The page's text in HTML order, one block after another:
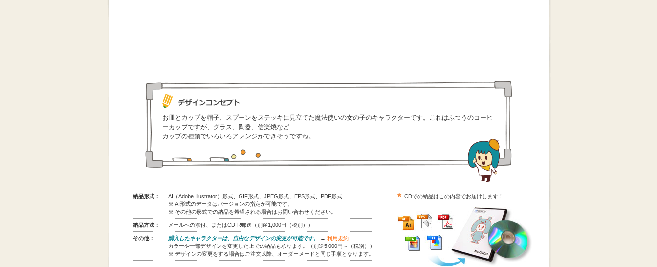
お皿とカップを帽子、スプーンをステッキに見立てた魔法使いの女の子のキャラクターです。これはふつうのコーヒ
ーカップですが、グラス、陶器、信楽焼など
カップの種類でいろいろアレンジができそうですね。
納品形式：
AI（Adobe Illustrator）形式、GIF形式、JPEG形式、EPS形式、PDF形式
※ AI形式のデータはバージョンの指定が可能です。
※ その他の形式での納品を希望される場合はお問い合わせください。
納品方法： メールへの添付、またはCD-R郵送（別途1,000円（税別））
その他： 購入したキャラクターは、自由なデザインの変更が可能です。 →利用規約
カラーや一部デザインを変更した上での納品も承ります。（別途5,000円～（税別））
※ デザインの変更をする場合はご注文以降、オーダーメードと同じ手順となります。
CDでの納品はこの内容でお届けします！